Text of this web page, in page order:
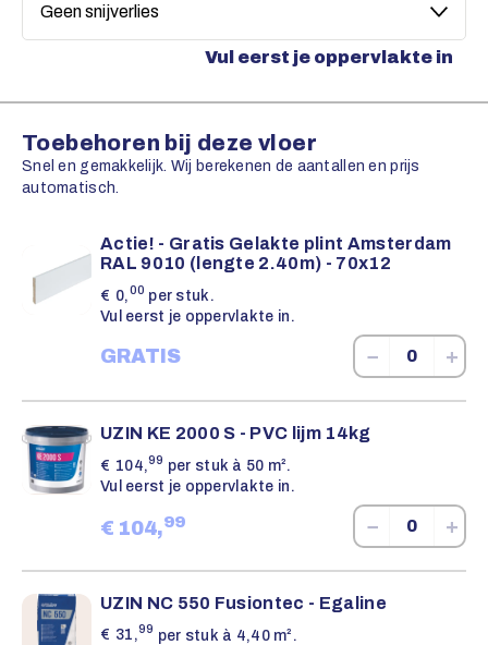
Vul eerst je oppervlakte in
Toebehoren bij deze vloer
Snel en gemakkelijk. Wij berekenen de aantallen en prijs
automatisch.
Actie! - Gratis Gelakte plint Amsterdam
RAL 9010 (lengte 2.40m) - 70x12
€ 0,00 per stuk.
Vul eerst je oppervlakte in.
GRATIS − +
UZIN KE 2000 S - PVC lijm 14kg
€ 104,99 per stuk à 50 m².
Vul eerst je oppervlakte in.
€ 104,99 − +
UZIN NC 550 Fusiontec - Egaline
€ 31,99 per stuk à 4,40 m².